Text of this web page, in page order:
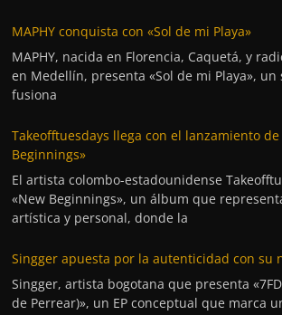
MAPHY conquista con «Sol de mi Playa»
MAPHY, nacida en Florencia, Caquetá, y
en Medellín, presenta «Sol de mi Playa», un
fusiona
Takeofftuesdays llega con el lanzamiento de
Beginnings»
El artista colombo-estadounidense
«New Beginnings», un álbum que
artística y personal, donde la
Singger apuesta por la autenticidad con su
Singger, artista bogotana que presenta
de Perrear)», un EP conceptual que marca